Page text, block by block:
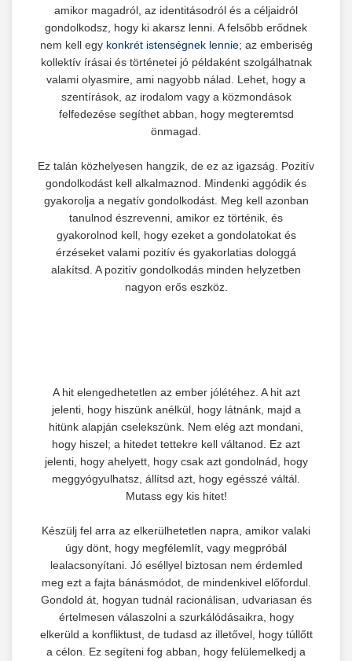
amikor magadról, az identitásodról és a céljaidról
gondolkodsz, hogy ki akarsz lenni. A felsőbb erődnek
nem kell egy konkrét istenségnek lennie; az emberiség
kollektív írásai és történetei jó példaként szolgálhatnak
valami olyasmire, ami nagyobb nálad. Lehet, hogy a
szentírások, az irodalom vagy a közmondások
felfedezése segíthet abban, hogy megteremtsd
önmagad.
Ez talán közhelyesen hangzik, de ez az igazság. Pozitív
gondolkodást kell alkalmaznod. Mindenki aggódik és
gyakorolja a negatív gondolkodást. Meg kell azonban
tanulnod észrevenni, amikor ez történik, és
gyakorolnod kell, hogy ezeket a gondolatokat és
érzéseket valami pozitív és gyakorlatias dologgá
alakítsd. A pozitív gondolkodás minden helyzetben
nagyon erős eszköz.
A hit elengedhetetlen az ember jólétéhez. A hit azt
jelenti, hogy hiszünk anélkül, hogy látnánk, majd a
hitünk alapján cselekszünk. Nem elég azt mondani,
hogy hiszel; a hitedet tettekre kell váltanod. Ez azt
jelenti, hogy ahelyett, hogy csak azt gondolnád, hogy
meggyógyulhatsz, állítsd azt, hogy egésszé váltál.
Mutass egy kis hitet!
Készülj fel arra az elkerülhetetlen napra, amikor valaki
úgy dönt, hogy megfélemlít, vagy megpróbál
lealacsonyítani. Jó eséllyel biztosan nem érdemled
meg ezt a fajta bánásmódot, de mindenkivel előfordul.
Gondold át, hogyan tudnál racionálisan, udvariasan és
értelmesen válaszolni a szurkálódásaikra, hogy
elkerüld a konfliktust, de tudasd az illetővel, hogy túllőtt
a célon. Ez segíteni fog abban, hogy felülemelkedj a